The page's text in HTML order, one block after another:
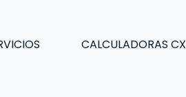
CALCULADORAS CX